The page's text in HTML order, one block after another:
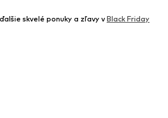
skvelé ponuky a zľavy v Black Friday